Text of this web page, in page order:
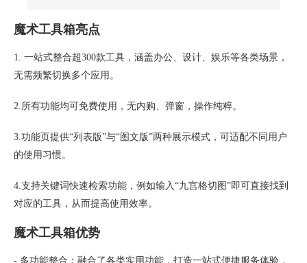
魔术工具箱亮点
1. 一站式整合超300款工具，涵盖办公、设计、娱乐等各类场景，
无需频繁切换多个应用。
2.所有功能均可免费使用，无内购、弹窗，操作纯粹。
3.功能页提供“列表版”与“图文版”两种展示模式，可适配不同用户
的使用习惯。
4.支持关键词快速检索功能，例如输入“九宫格切图”即可直接找到
对应的工具，从而提高使用效率。
魔术工具箱优势
- 多功能整合：融合了各类实用功能，打造一站式便捷服务体验，